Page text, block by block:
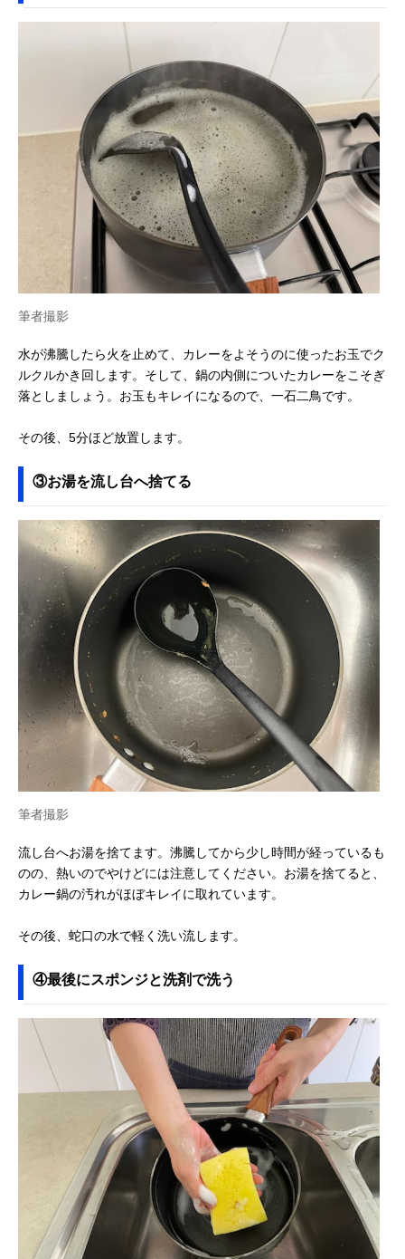
筆者撮影
水が沸騰したら火を止めて、カレーをよそうのに使ったお玉でク
ルクルかき回します。そして、鍋の内側についたカレーをこそぎ
落としましょう。お玉もキレイになるので、一石二鳥です。
その後、5分ほど放置します。
③お湯を流し台へ捨てる
筆者撮影
流し台へお湯を捨てます。沸騰してから少し時間が経っているも
のの、熱いのでやけどには注意してください。お湯を捨てると、
カレー鍋の汚れがほぼキレイに取れています。
その後、蛇口の水で軽く洗い流します。
④最後にスポンジと洗剤で洗う